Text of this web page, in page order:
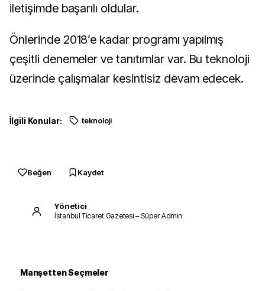
iletişimde başarılı oldular.​
Önlerinde 2018’e kadar programı yapılmış
çeşitli denemeler ve tanıtımlar ​var. ​Bu teknoloji
üzerinde çalışmalar kesintisiz devam edecek.
İlgili Konular: teknoloji
Beğen Kaydet
Yönetici
İstanbul Ticaret Gazetesi – Süper Admin
Manşetten Seçmeler